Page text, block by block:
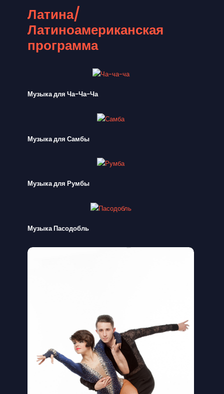
Латина/
Латиноамериканская
программа
Музыка для Ча-Ча-Ча
Музыка для Самбы
Музыка для Румбы
Музыка Пасодобль